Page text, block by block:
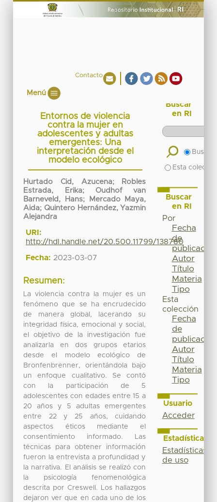
Contacto
Menú
Entornos de violencia
contra la mujer en
adolescentes y adultas
emergentes: Una
interpretación desde el
modelo ecológico
Hurtado Cid, Azucena;
Robles
Estrada, Erika; Oudhof van
Barneveld, Hans;
Mercado Maya,
Aida; Quintero Hernández, Yazmin
Alejandra
URI:
http://hdl.handle.net/20.500.11799/138780
Fecha: 2023-03-07
Resumen:
La violencia contra la mujer es un
fenómeno que se ha encrudecido
de manera global, lacerando su
integridad física, emocional y social,
el objetivo de la investigación fue
analizarla en dos grupos etarios
desde el modelo ecológico de
Bronfenbrenner, orientándola bajo
un enfoque cualitativo. Se contó
con la participación de 5
adolescentes con edades entre 15 a
20 años y 5 adultas emergentes
entre 22 y 25 años, cuidando
aspectos éticos mediante el
consentimiento informado. Las
técnicas para obtener información
fueron la entrevista a profundidad y
la narrativa. El análisis se realizó con
la psicología fenomenológica
descrita por Creswell. Los hallazgos
dejaron ver que en cada uno de los
Buscar
en RI
Buscar
Esta
Buscar
en RI
Por
Fecha
de
publicación
Autor
Título
Materia
Tipo
Esta
colección
Fecha
de
publicación
Autor
Título
Materia
Tipo
Usuario
Acceder
Estadísticas
Estadísticas
de uso